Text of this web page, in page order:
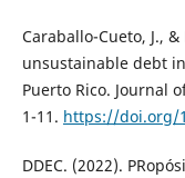
Caraballo-Cueto, J.,
unsustainable debt
Puerto Rico. Journal
1-11. https://doi.org/
DDEC. (2022).